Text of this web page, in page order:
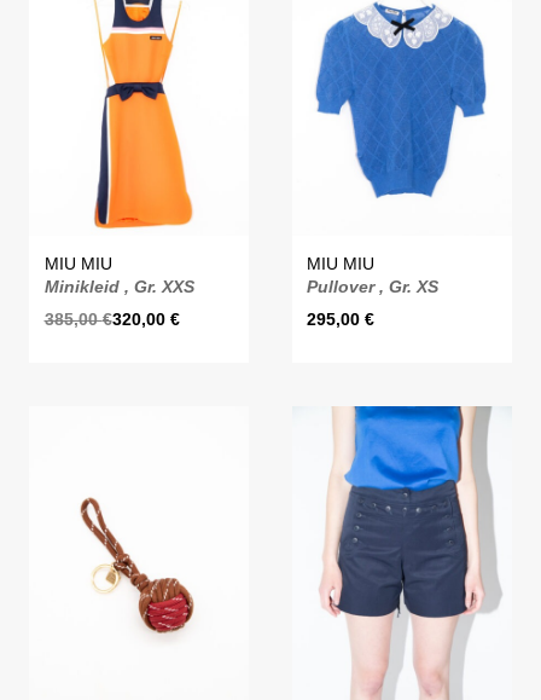
MIU MIU
Minikleid , Gr. XXS
385,00€320,00 €
MIU MIU
Pullover , Gr. XS
295,00€